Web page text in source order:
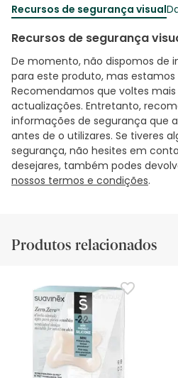
Recursos de segurança visual
Recursos de segurança
De momento, não dispomos de
para este produto, mas estamos
Recomendamos que voltes
actualizações. Entretanto,
informações de segurança que
antes de o utilizares. Se tiveres
segurança, não hesites em
desejares, também podes
nossos termos e condições.
Produtos relacionados